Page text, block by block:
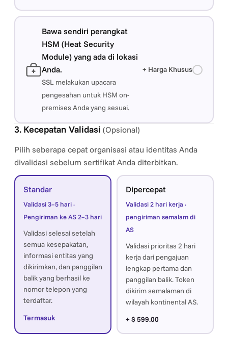
Bawa sendiri perangkat
HSM (Heat Security
Module) yang ada di lokasi
Anda.
SSL melakukan upacara
pengesahan untuk HSM on-
premises Anda yang sesuai.
+ Harga Khusus
3. Kecepatan Validasi (Opsional)
Pilih seberapa cepat organisasi atau identitas Anda
divalidasi sebelum sertifikat Anda diterbitkan.
Standar
Validasi 3–5 hari ·
Pengiriman ke AS 2–3 hari
Validasi selesai setelah
semua kesepakatan,
informasi entitas yang
dikirimkan, dan panggilan
balik yang berhasil ke
nomor telepon yang
terdaftar.
Termasuk
Dipercepat
Validasi 2 hari kerja ·
pengiriman semalam di
AS
Validasi prioritas 2 hari
kerja dari pengajuan
lengkap pertama dan
panggilan balik. Token
dikirim semalaman di
wilayah kontinental AS.
+ $ 599.00